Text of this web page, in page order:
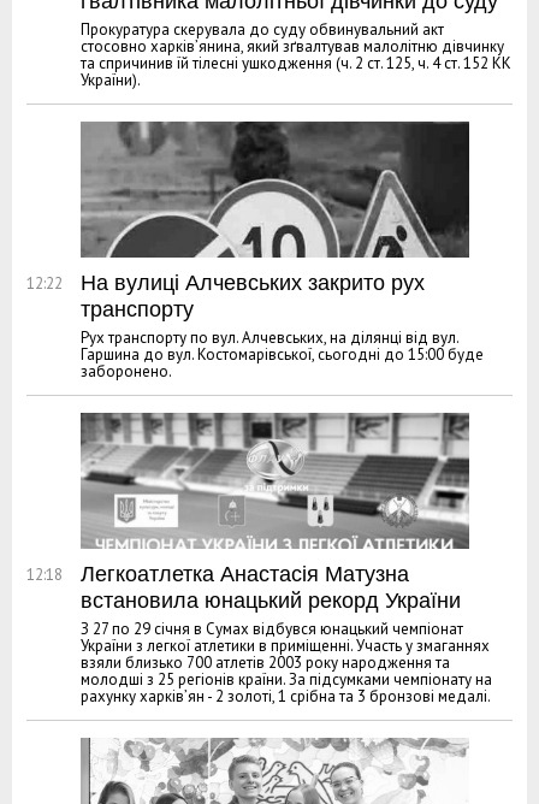
Прокуратура скерувала до суду обвинувальний акт
стосовно харків’янина, який зґвалтував малолітню дівчинку
та спричинив їй тілесні ушкодження (ч. 2 ст. 125, ч. 4 ст. 152 КК
України).
12:22
На вулиці Алчевських закрито рух
транспорту
Рух транспорту по вул. Алчевських, на ділянці від вул.
Гаршина до вул. Костомарівської, сьогодні до 15:00 буде
заборонено.
12:18
Легкоатлетка Анастасія Матузна
встановила юнацький рекорд України
З 27 по 29 січня в Сумах відбувся юнацький чемпіонат
України з легкої атлетики в приміщенні. Участь у змаганнях
взяли близько 700 атлетів 2003 року народження та
молодші з 25 регіонів країни. За підсумками чемпіонату на
рахунку харків’ян - 2 золоті, 1 срібна та 3 бронзові медалі.